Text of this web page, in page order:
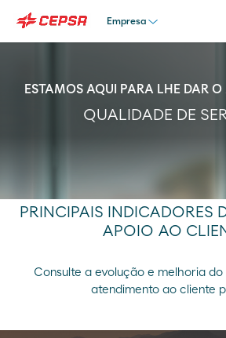
Empresa
Pesquisar
ESTAMOS AQUI PARA LHE DAR
QUALIDADE DE
PRINCIPAIS INDICADORES
APOIO AO
Consulte a evolução e melhoria
atendimento ao cliente